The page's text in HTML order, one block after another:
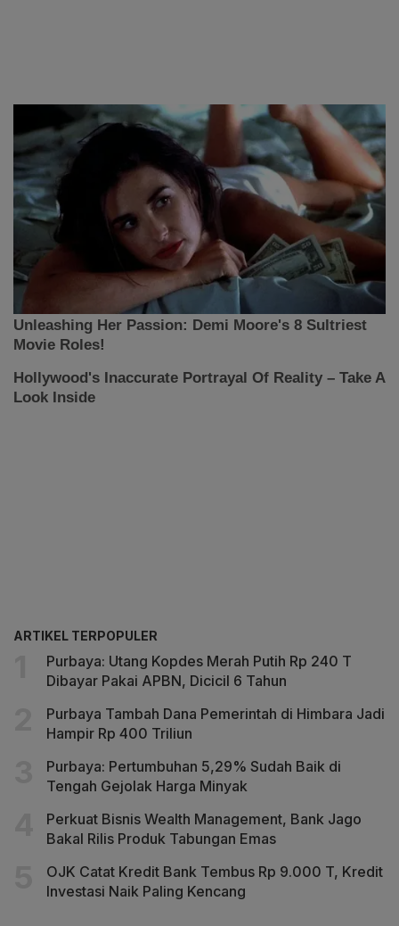
ARTIKEL TERPOPULER
Purbaya: Utang Kopdes Merah Putih Rp 240 T
Dibayar Pakai APBN, Dicicil 6 Tahun
Purbaya Tambah Dana Pemerintah di Himbara Jadi
Hampir Rp 400 Triliun
Purbaya: Pertumbuhan 5,29% Sudah Baik di
Tengah Gejolak Harga Minyak
Perkuat Bisnis Wealth Management, Bank Jago
Bakal Rilis Produk Tabungan Emas
OJK Catat Kredit Bank Tembus Rp 9.000 T, Kredit
Investasi Naik Paling Kencang